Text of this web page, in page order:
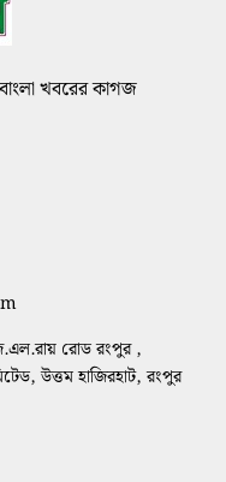
খবরের কাগজ
রোড রংপুর ,
উত্তম হাজিরহাট, রংপুর